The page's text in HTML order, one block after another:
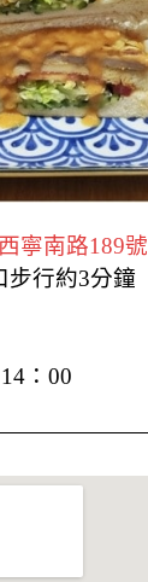
寧南路189號
步行約3分鐘
：00